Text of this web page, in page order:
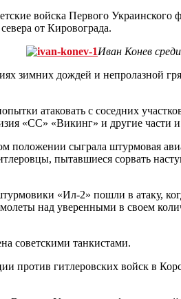
войска Первого
от Кировограда.
Иван Конев
зимних дождей и непролазной
атаковать с соседних
«СС» «Викинг» и другие части и
положении сыграла штурмовая
пытавшиеся сорвать
«Ил-2» пошли в атаку,
над уверенными в своем
советскими танкистами.
против гитлеровских войск в